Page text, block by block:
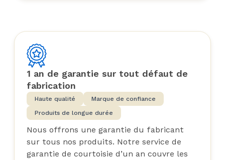
1 an de garantie sur tout défaut de
fabrication
Haute qualité
Marque de confiance
Produits de longue durée
Nous offrons une garantie du fabricant
sur tous nos produits. Notre service de
garantie de courtoisie d’un an couvre les